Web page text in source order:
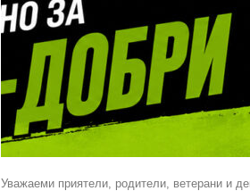
Уважаеми приятели, родители, ветерани и